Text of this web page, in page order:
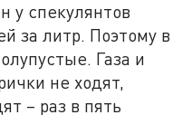
у спекулянтов
за литр. Поэтому в
Газа и
не ходят,
– раз в пять